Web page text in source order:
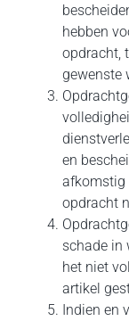
hebben
opdracht,
gewenste
en
afkomstig
opdracht
schade in
het niet
artikel
Indien en